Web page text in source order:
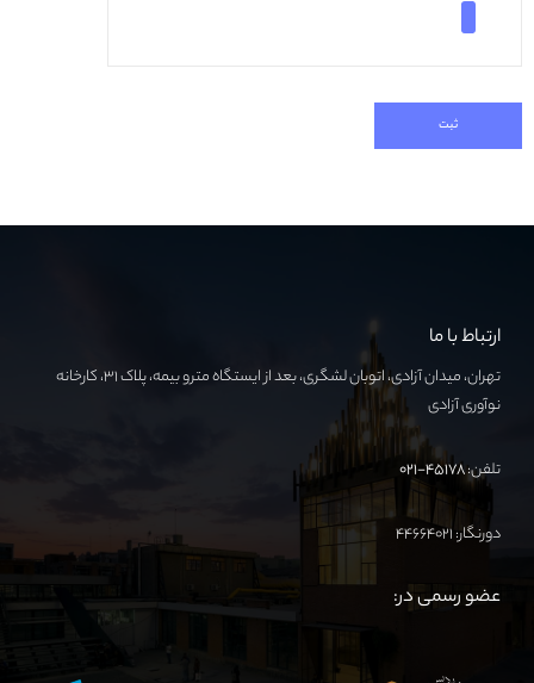
ارتباط با ما
تهران، میدان آزادی، اتوبان لشگری، بعد از ایستگاه مترو بیمه، پلاک ۳۱، کارخانه
نوآوری آزادی
تلفن:۴۵۱۷۸-۰۲۱
دورنگار: ۴۴۶۶۴۰۲۱
عضو رسمی در: